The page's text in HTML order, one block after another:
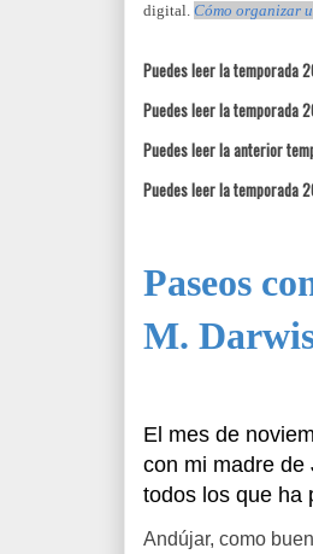
digital. Cómo organizar
Puedes leer la temporada
Puedes leer la temporada
Puedes leer la anterior
Puedes leer la temporada
Paseos
M.
El mes de
con mi madre de
todos los que ha
Andújar, como